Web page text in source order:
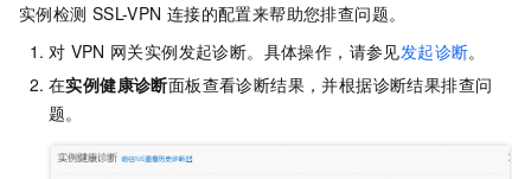
实例检测 SSL-VPN 连接的配置来帮助您排查问题。
对 VPN 网关实例发起诊断。具体操作，请参见发起诊断。
在实例健康诊断面板查看诊断结果，并根据诊断结果排查问
题。